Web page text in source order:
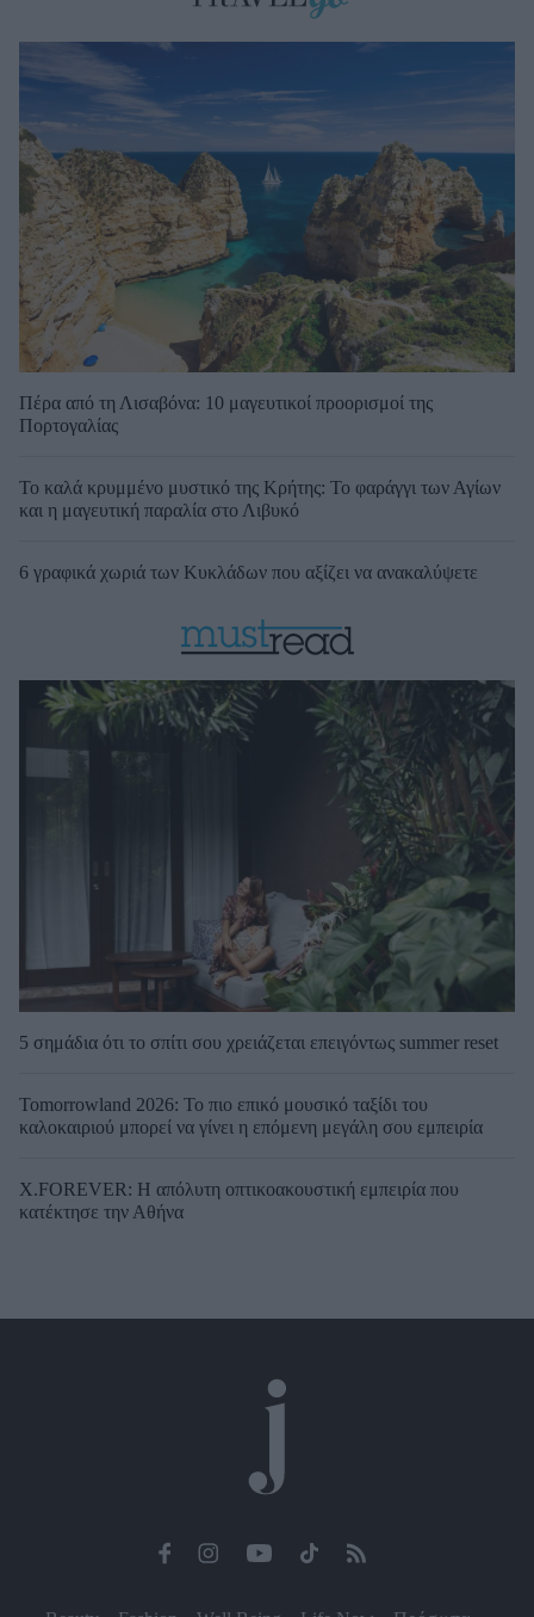
Πέρα από τη Λισαβόνα: 10 μαγευτικοί προορισμοί της
Πορτογαλίας
Το καλά κρυμμένο μυστικό της Κρήτης: Το φαράγγι των Αγίων
και η μαγευτική παραλία στο Λιβυκό
6 γραφικά χωριά των Κυκλάδων που αξίζει να ανακαλύψετε
5 σημάδια ότι το σπίτι σου χρειάζεται επειγόντως summer reset
Tomorrowland 2026: Το πιο επικό μουσικό ταξίδι του
καλοκαιριού μπορεί να γίνει η επόμενη μεγάλη σου εμπειρία
X.FOREVER: Η απόλυτη οπτικοακουστική εμπειρία που
κατέκτησε την Αθήνα